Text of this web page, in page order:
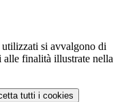
utilizzati si avvalgono di
alle finalità illustrate nella
tutti i cookies